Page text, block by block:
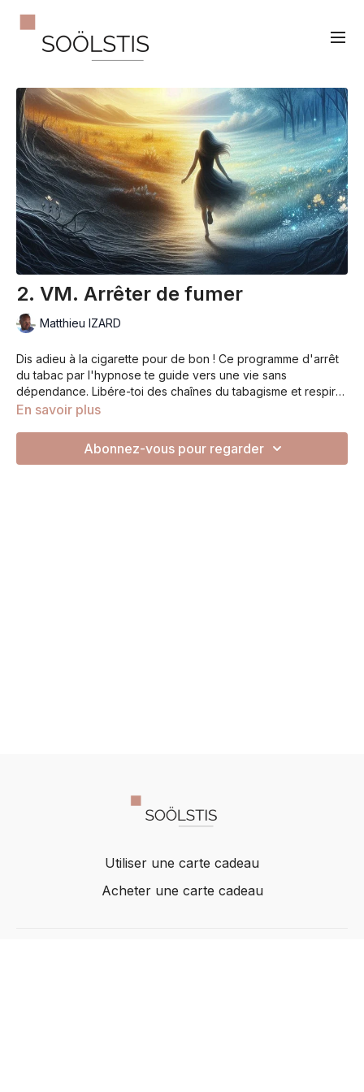
2. VM. Arrêter de fumer
Matthieu IZARD
Dis adieu à la cigarette pour de bon ! Ce programme d'arrêt
du tabac par l'hypnose te guide vers une vie sans
dépendance. Libére-toi des chaînes du tabagisme et respire
la liberté. ✨Commence ta nouvelle vie dès aujourd'hui ! (VM :
En savoir plus
Abonnez-vous pour regarder
Utiliser une carte cadeau
Acheter une carte cadeau